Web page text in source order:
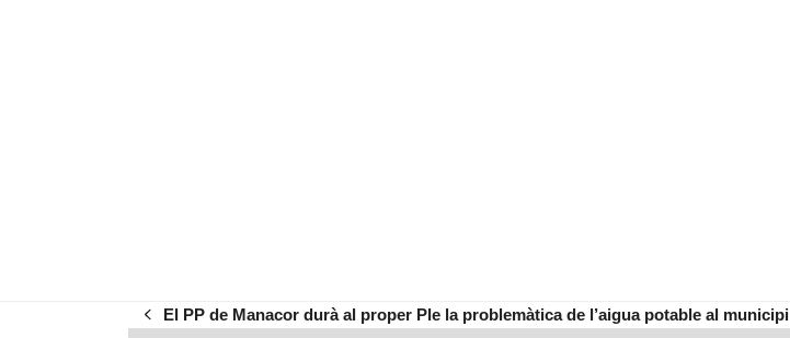
previous
El PP de Manacor durà al proper Ple la problemàtica de l’aigua potable al municipi